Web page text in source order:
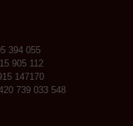
394 055
112
548